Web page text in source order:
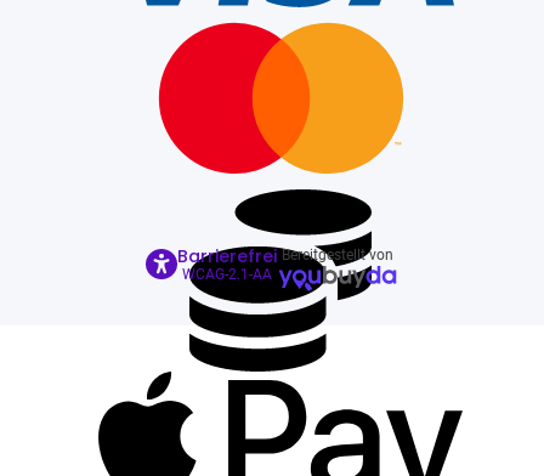
Barrierefrei
WCAG-2.1-AA
Bereitgestellt von